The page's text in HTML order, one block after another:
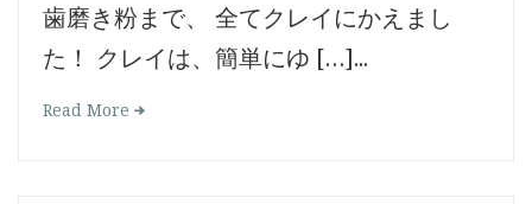
歯磨き粉まで、 全てクレイにかえまし
た！ クレイは、簡単にゆ […]...
Read More